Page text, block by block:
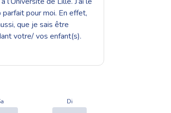
pour moi. En effet,
que je sais être
votre/ vos enfant(s).
Di